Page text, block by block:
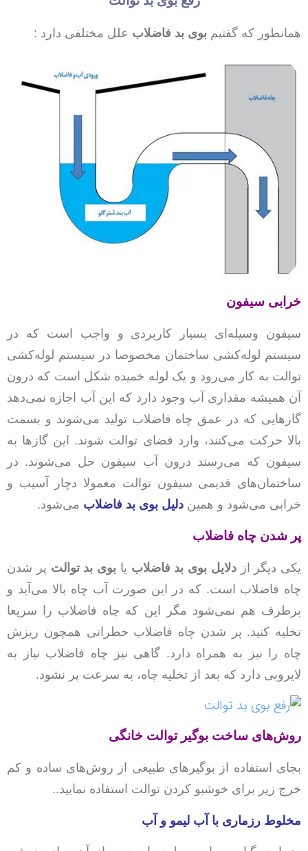
همانطور که گفتیم بوی بد فاضلاب علل مختلفی دارد :
خرابی سیفون
سیفون وسیله‌ای بسیار کاربردی و واجب است که در
سیستم لوله‌کشی ساختمان مخصوصا در سیستم لوله‌کشی
توالت به کار می‌رود و یک لوله خمیده شکل است که درون
آن همیشه مقداری آب وجود دارد که این آب اجازه نمی‌دهد
گازهایی که در عمق چاه فاضلاب تولید می‌شوند و بسمت
بالا حرکت می‌کنند، وارد فضای توالت شوند. این گازها به
سیفون که می‌رسند درون آب سیفون حل می‌شوند. در
ساختمان‌های قدیمی سیفون توالت معمولا دچار آسیب و
خرابی می‌شود و همین دلیل بوی بد فاضلاب می‌شود.
پر شدن چاه فاضلاب
یکی دیگر ازدلایل بوی بد فاضلاب یا بوی بد توالت پر شدن
چاه فاضلاب است. که در این صورت آب چاه بالا می‌آید و
برطرف هم نمی‌شود مگر این که چاه فاضلاب را سریعا
تخلیه کنید. پر شدن چاه فاضلاب خطراتی همچون ریزش
چاه را نیز به همراه دارد. گاهی نیز چاه فاضلاب نیاز به
لایروبی دارد که بعد از تخلیه چاه، به سرعت پر نشود.
روش‌های ساخت بوگیر توالت خانگی
بجای استفاده از بوگیرهای طبیعی از روش‌های ساده و کم
خرج زیر برای خوشبو کردن توالت استفاده نمایید..
مخلوط رزماری با آب لیمو و آب